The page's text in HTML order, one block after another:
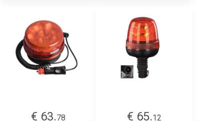
€ 63.78
€ 65.12